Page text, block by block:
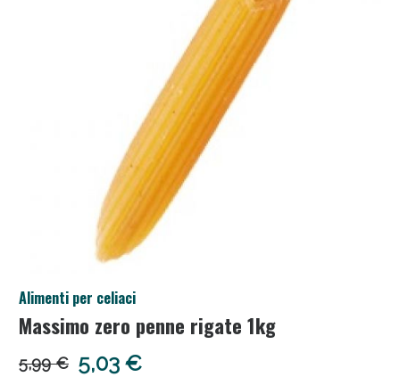
Alimenti per celiaci
Massimo zero penne rigate 1kg
5,99 € 5,03 €
Anticellulite e Fanghi: Sconto fino al 40% valido